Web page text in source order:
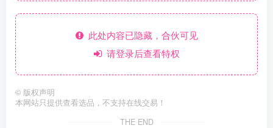
此处内容已隐藏，合伙可见
请登录后查看特权
© 版权声明
本网站只提供查看选品，不支持在线交易！
THE END